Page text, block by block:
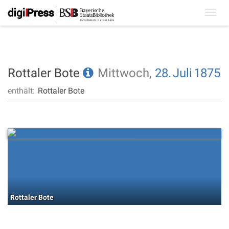
Rottaler Bote Mittwoch, 28.Juli 1875
enthält: Rottaler Bote
Rottaler Bote